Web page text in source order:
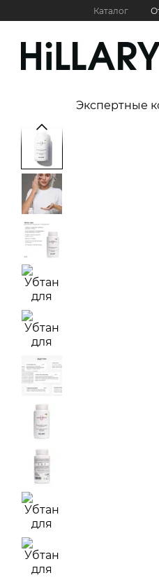
Перейти к основному
Каталог
Экспертные